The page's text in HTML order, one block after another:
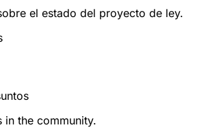
el estado del proyecto de ley.
the community.